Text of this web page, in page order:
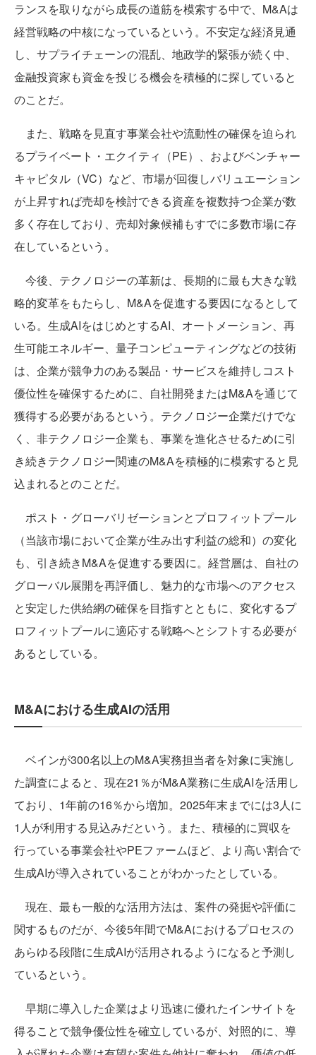
ランスを取りながら成長の道筋を模索する中で、M&Aは
経営戦略の中核になっているという。不安定な経済見通
し、サプライチェーンの混乱、地政学的緊張が続く中、
金融投資家も資金を投じる機会を積極的に探していると
のことだ。
また、戦略を見直す事業会社や流動性の確保を迫られ
るプライベート・エクイティ（PE）、およびベンチャー
キャピタル（VC）など、市場が回復しバリュエーション
が上昇すれば売却を検討できる資産を複数持つ企業が数
多く存在しており、売却対象候補もすでに多数市場に存
在しているという。
今後、テクノロジーの革新は、長期的に最も大きな戦
略的変革をもたらし、M&Aを促進する要因になるとして
いる。生成AIをはじめとするAI、オートメーション、再
生可能エネルギー、量子コンピューティングなどの技術
は、企業が競争力のある製品・サービスを維持しコスト
優位性を確保するために、自社開発またはM&Aを通じて
獲得する必要があるという。テクノロジー企業だけでな
く、非テクノロジー企業も、事業を進化させるために引
き続きテクノロジー関連のM&Aを積極的に模索すると見
込まれるとのことだ。
ポスト・グローバリゼーションとプロフィットプール
（当該市場において企業が生み出す利益の総和）の変化
も、引き続きM&Aを促進する要因に。経営層は、自社の
グローバル展開を再評価し、魅力的な市場へのアクセス
と安定した供給網の確保を目指すとともに、変化するプ
ロフィットプールに適応する戦略へとシフトする必要が
あるとしている。
M&Aにおける生成AIの活用
ベインが300名以上のM&A実務担当者を対象に実施し
た調査によると、現在21％がM&A業務に生成AIを活用し
ており、1年前の16％から増加。2025年末までには3人に
1人が利用する見込みだという。また、積極的に買収を
行っている事業会社やPEファームほど、より高い割合で
生成AIが導入されていることがわかったとしている。
現在、最も一般的な活用方法は、案件の発掘や評価に
関するものだが、今後5年間でM&Aにおけるプロセスの
あらゆる段階に生成AIが活用されるようになると予測し
ているという。
早期に導入した企業はより迅速に優れたインサイトを
得ることで競争優位性を確立しているが、対照的に、導